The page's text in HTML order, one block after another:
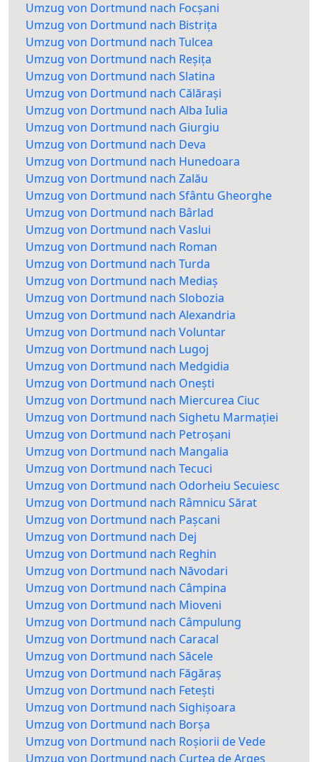
Umzug von Dortmund nach Focșani
Umzug von Dortmund nach Bistrița
Umzug von Dortmund nach Tulcea
Umzug von Dortmund nach Reșița
Umzug von Dortmund nach Slatina
Umzug von Dortmund nach Călărași
Umzug von Dortmund nach Alba Iulia
Umzug von Dortmund nach Giurgiu
Umzug von Dortmund nach Deva
Umzug von Dortmund nach Hunedoara
Umzug von Dortmund nach Zalău
Umzug von Dortmund nach Sfântu Gheorghe
Umzug von Dortmund nach Bârlad
Umzug von Dortmund nach Vaslui
Umzug von Dortmund nach Roman
Umzug von Dortmund nach Turda
Umzug von Dortmund nach Mediaș
Umzug von Dortmund nach Slobozia
Umzug von Dortmund nach Alexandria
Umzug von Dortmund nach Voluntar
Umzug von Dortmund nach Lugoj
Umzug von Dortmund nach Medgidia
Umzug von Dortmund nach Onești
Umzug von Dortmund nach Miercurea Ciuc
Umzug von Dortmund nach Sighetu Marmației
Umzug von Dortmund nach Petroșani
Umzug von Dortmund nach Mangalia
Umzug von Dortmund nach Tecuci
Umzug von Dortmund nach Odorheiu Secuiesc
Umzug von Dortmund nach Râmnicu Sărat
Umzug von Dortmund nach Pașcani
Umzug von Dortmund nach Dej
Umzug von Dortmund nach Reghin
Umzug von Dortmund nach Năvodari
Umzug von Dortmund nach Câmpina
Umzug von Dortmund nach Mioveni
Umzug von Dortmund nach Câmpulung
Umzug von Dortmund nach Caracal
Umzug von Dortmund nach Săcele
Umzug von Dortmund nach Făgăraș
Umzug von Dortmund nach Fetești
Umzug von Dortmund nach Sighișoara
Umzug von Dortmund nach Borșa
Umzug von Dortmund nach Roșiorii de Vede
Umzug von Dortmund nach Curtea de Argeș